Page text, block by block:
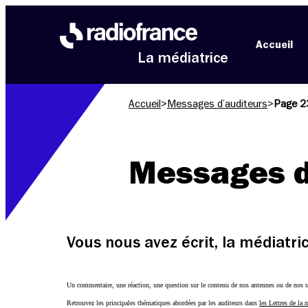
La médiatrice
Accueil
Accueil > Messages d’auditeurs> Page
Messages
Vous nous avez écrit, la
Un commentaire, une réaction, une question sur le contenu de nos antennes ou de
Retrouvez les principales thématiques abordées par les auditeurs dans les Lettres de la